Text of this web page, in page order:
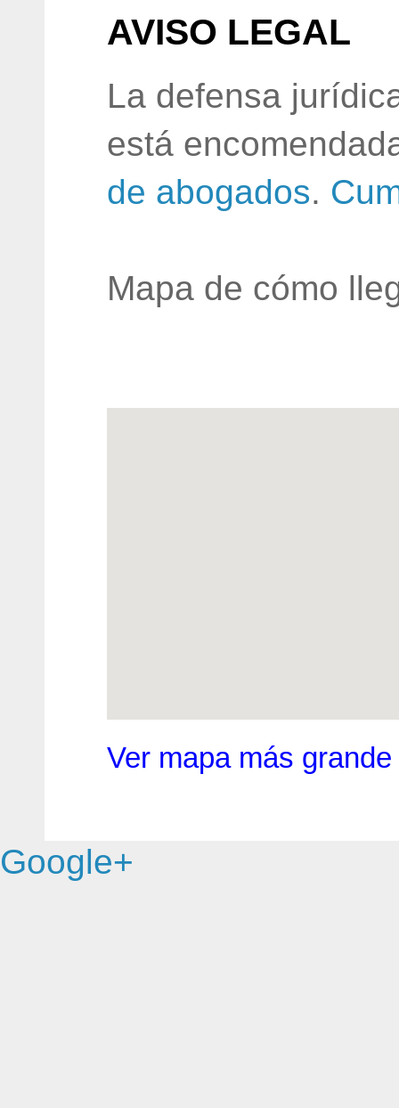
AVISO LEGAL
La defensa
está
de abogados.
Mapa de cómo
Ver mapa más grande
Google+